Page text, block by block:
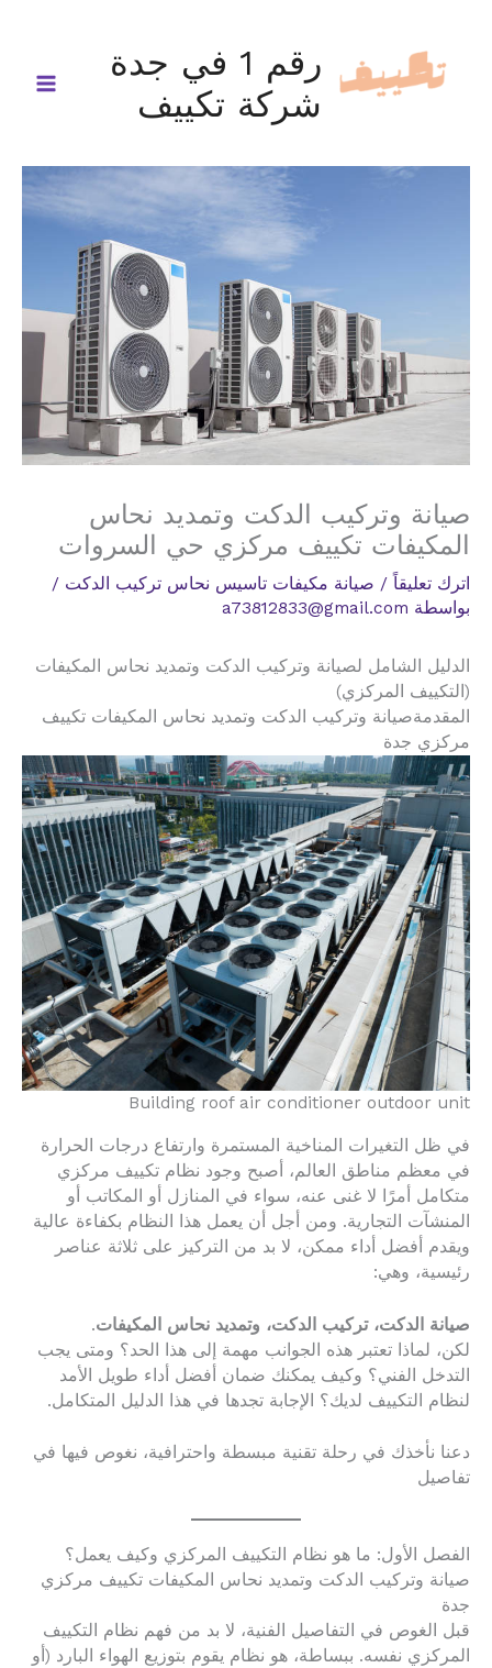
المحتوى
رقم 1 في جدة
شركة تكييف
صيانة وتركيب الدكت وتمديد نحاس
المكيفات تكييف مركزي حي السروات
اترك تعليقاً / صيانة مكيفات تاسيس نحاس تركيب الدكت /
بواسطة a73812833@gmail.com
الدليل الشامل لصيانة وتركيب الدكت وتمديد نحاس المكيفات
(التكييف المركزي)
المقدمةصيانة وتركيب الدكت وتمديد نحاس المكيفات تكييف
مركزي جدة
Building roof air conditioner outdoor unit
في ظل التغيرات المناخية المستمرة وارتفاع درجات الحرارة
في معظم مناطق العالم، أصبح وجود نظام تكييف مركزي
متكامل أمرًا لا غنى عنه، سواء في المنازل أو المكاتب أو
المنشآت التجارية. ومن أجل أن يعمل هذا النظام بكفاءة عالية
ويقدم أفضل أداء ممكن، لا بد من التركيز على ثلاثة عناصر
رئيسية، وهي:
صيانة الدكت، تركيب الدكت، وتمديد نحاس المكيفات.
لكن، لماذا تعتبر هذه الجوانب مهمة إلى هذا الحد؟ ومتى يجب
التدخل الفني؟ وكيف يمكنك ضمان أفضل أداء طويل الأمد
لنظام التكييف لديك؟ الإجابة تجدها في هذا الدليل المتكامل.
دعنا نأخذك في رحلة تقنية مبسطة واحترافية، نغوص فيها في
تفاصيل
الفصل الأول: ما هو نظام التكييف المركزي وكيف يعمل؟
صيانة وتركيب الدكت وتمديد نحاس المكيفات تكييف مركزي
جدة
قبل الغوص في التفاصيل الفنية، لا بد من فهم نظام التكييف
المركزي نفسه. ببساطة، هو نظام يقوم بتوزيع الهواء البارد (أو